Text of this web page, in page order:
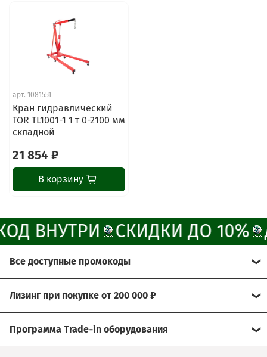
арт. 1081551
Кран гидравлический
TOR TL1001-1 1 т 0-2100 мм
складной
21 854 ₽
В корзину
ВНУТРИ СКИДКИ ДО 10%
Все доступные промокоды
Мы рады предложить Вам возможность
воспользоваться нашими эксклюзивными
Лизинг при покупке от 200 000 ₽
Программа Trade‑in оборудования
ChatApp
online
Наши мессенджеры
Свяжитесь с нами через любой удобный
Написать менеджеру в MAX
Отдел продаж и сервис
Позвонить
Группа Вконтакте
Канал MAX